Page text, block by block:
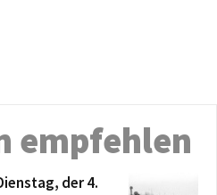
empfehlen
der 4.